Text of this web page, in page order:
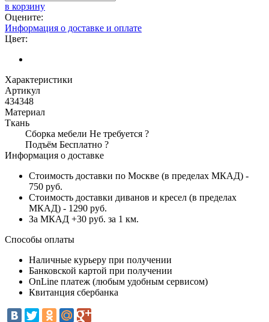
в корзину
Оцените:
Информация о доставке и оплате
Цвет:
Характеристики
Артикул
434348
Материал
Ткань
Сборка мебели Не требуется ?
Подъём Бесплатно ?
Информация о доставке
Стоимость доставки по Москве (в пределах МКАД) -
750 руб.
Стоимость доставки диванов и кресел (в пределах
МКАД) - 1290 руб.
За МКАД +30 руб. за 1 км.
Способы оплаты
Наличные курьеру при получении
Банковской картой при получении
OnLine платеж (любым удобным сервисом)
Квитанция сбербанка